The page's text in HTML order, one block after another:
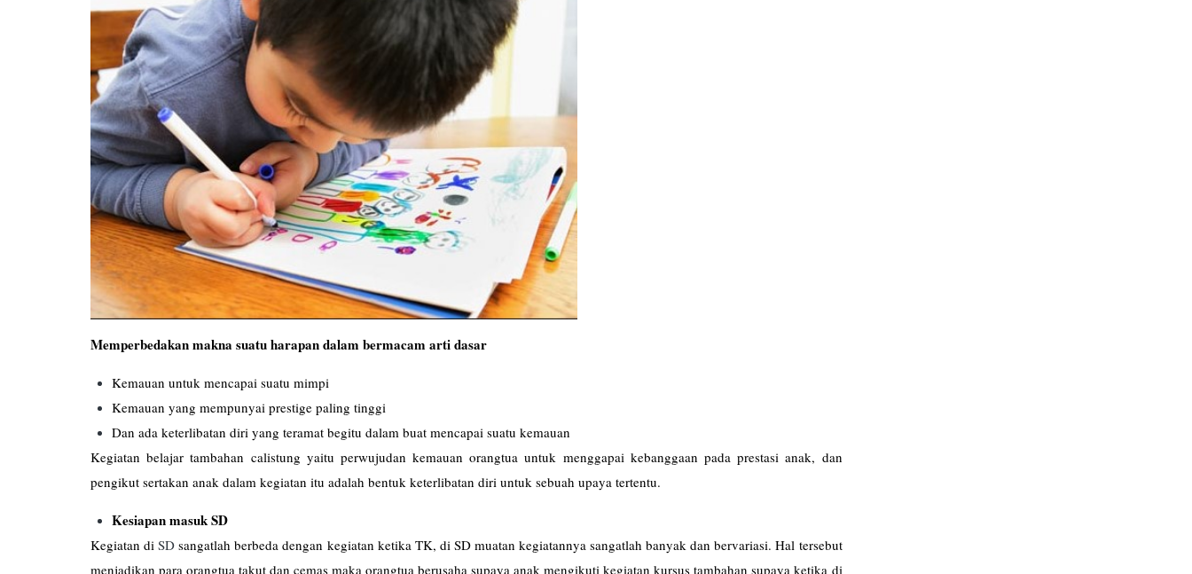
Memperbedakan makna suatu harapan dalam bermacam arti dasar
Kemauan untuk mencapai suatu mimpi
Kemauan yang mempunyai prestige paling tinggi
Dan ada keterlibatan diri yang teramat begitu dalam buat mencapai suatu kemauan
Kegiatan belajar tambahan calistung yaitu perwujudan kemauan orangtua untuk menggapai kebanggaan pada prestasi anak, dan
pengikut sertakan anak dalam kegiatan itu adalah bentuk keterlibatan diri untuk sebuah upaya tertentu.
Kesiapan masuk SD
Kegiatan diSD sangatlah berbeda dengan kegiatan ketika TK, di SD muatan kegiatannya sangatlah banyak dan bervariasi. Hal tersebut
menjadikan para orangtua takut dan cemas maka orangtua berusaha supaya anak mengikuti kegiatan kursus tambahan supaya ketika di